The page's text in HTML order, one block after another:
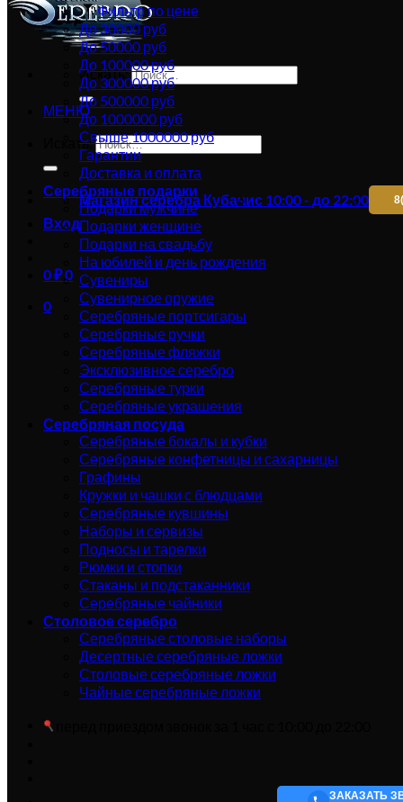
Искать:
МЕНЮ
Искать:
Магазин серебра Кубачис 10:00 - до 22:00
Вход
0₽0
0
Фильтр по цене
До 30000 руб
До 50000 руб
До 100000 руб
До 300000 руб
До 500000 руб
До 1000000 руб
Свыше 1000000 руб
Гарантии
Доставка и оплата
Серебряные подарки
Подарки мужчине
Подарки женщине
Подарки на свадьбу
На юбилей и день рождения
Сувениры
Сувенирное оружие
Серебряные портсигары
Серебряные ручки
Серебряные фляжки
Эксклюзивное серебро
Серебряные турки
Серебряные украшения
Серебряная посуда
Серебряные бокалы и кубки
Серебряные конфетницы и сахарницы
Графины
Кружки и чашки с блюдцами
Серебряные кувшины
Наборы и сервизы
Подносы и тарелки
Рюмки и стопки
Стаканы и подстаканники
Серебряные чайники
Столовое серебро
Серебряные столовые наборы
Десертные серебряные ложки
Столовые серебряные ложки
Чайные серебряные ложки
ЗАКАЗАТЬ